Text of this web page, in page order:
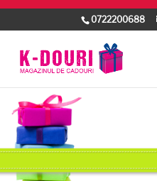
0722200688